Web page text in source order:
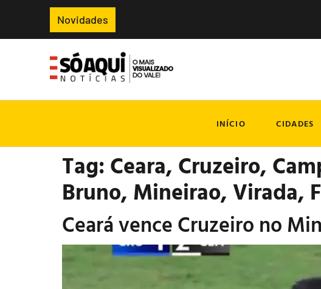
Novidades
INÍCIO CIDADES
Tag: Ceara, Cruzeiro,
Bruno, Mineirao, Virada,
Ceará vence Cruzeiro no